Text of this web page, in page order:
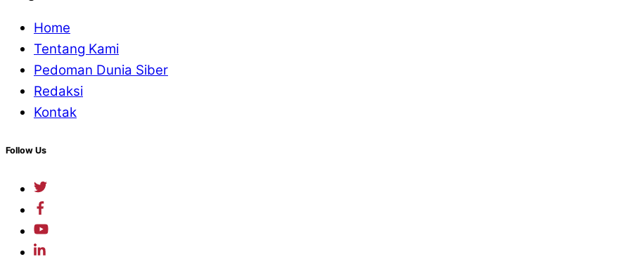
Home
Tentang Kami
Pedoman Dunia Siber
Redaksi
Kontak
Follow Us